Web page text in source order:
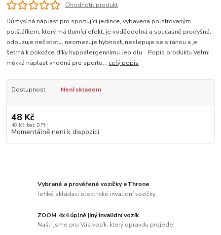
Ohodnotit produkt
Důmyslná náplast pro sportující jedince, vybavena polstrovaným
polštářkem, který má tlumící efekt, je voděodolná a současně prodyšná,
odpuzuje nečistotu, neomezuje hybnost, neslepuje se s ránou a je
šetrná k pokožce díky hypoalergennímu lepidlu. Popis produktu Velmi
měkká náplast vhodná pro sporto... celý popis
Dostupnost Není skladem
48 Kč
40 Kč bez DPH
Momentálně není k dispozici
Vybrané a prověřené vozíčky eThrone
lehké skládací elektrické invalidní vozíčky
ZOOM 4x4 úplně jiný invalidní vozík
Našli jsme pro Vás vozík, který opravdu projede!